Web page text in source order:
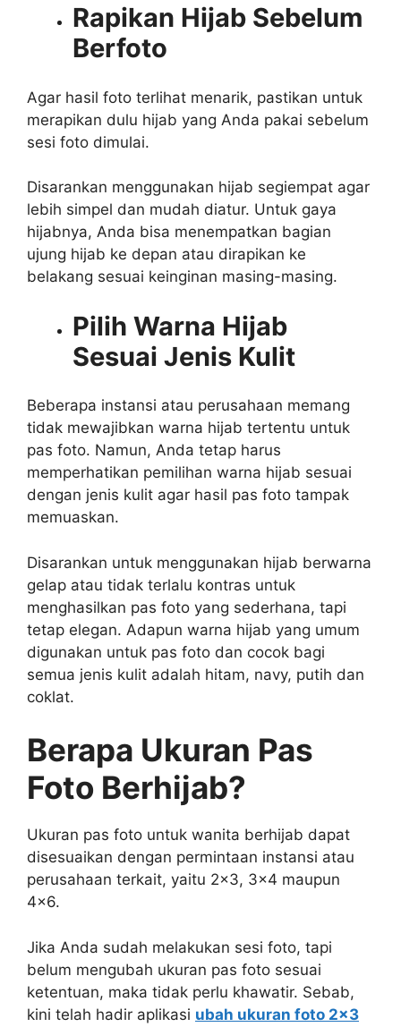
Rapikan Hijab Sebelum
Berfoto
Agar hasil foto terlihat menarik, pastikan untuk
merapikan dulu hijab yang Anda pakai sebelum
sesi foto dimulai.
Disarankan menggunakan hijab segiempat agar
lebih simpel dan mudah diatur. Untuk gaya
hijabnya, Anda bisa menempatkan bagian
ujung hijab ke depan atau dirapikan ke
belakang sesuai keinginan masing-masing.
Pilih Warna Hijab
Sesuai Jenis Kulit
Beberapa instansi atau perusahaan memang
tidak mewajibkan warna hijab tertentu untuk
pas foto. Namun, Anda tetap harus
memperhatikan pemilihan warna hijab sesuai
dengan jenis kulit agar hasil pas foto tampak
memuaskan.
Disarankan untuk menggunakan hijab berwarna
gelap atau tidak terlalu kontras untuk
menghasilkan pas foto yang sederhana, tapi
tetap elegan. Adapun warna hijab yang umum
digunakan untuk pas foto dan cocok bagi
semua jenis kulit adalah hitam, navy, putih dan
coklat.
Berapa Ukuran Pas
Foto Berhijab?
Ukuran pas foto untuk wanita berhijab dapat
disesuaikan dengan permintaan instansi atau
perusahaan terkait, yaitu 2×3, 3×4 maupun
4×6.
Jika Anda sudah melakukan sesi foto, tapi
belum mengubah ukuran pas foto sesuai
ketentuan, maka tidak perlu khawatir. Sebab,
kini telah hadir aplikasi ubah ukuran foto 2×3